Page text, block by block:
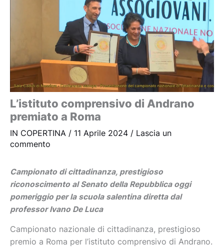
L’istituto comprensivo di Andrano
premiato a Roma
IN COPERTINA / 11 Aprile 2024 / Lascia un
commento
Campionato di cittadinanza, prestigioso
riconoscimento al Senato della Repubblica oggi
pomeriggio per la scuola salentina diretta dal
professor Ivano De Luca
Campionato nazionale di cittadinanza, prestigioso
premio a Roma per l’istituto comprensivo di Andrano.